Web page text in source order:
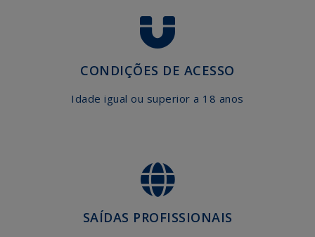
CONDIÇÕES DE ACESSO
Idade igual ou superior a 18 anos
SAÍDAS PROFISSIONAIS